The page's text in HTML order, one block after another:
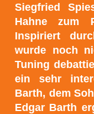
Siegfried
Hahne zum
Inspiriert
wurde noch
Tuning
ein sehr
Barth, dem
Edgar Barth